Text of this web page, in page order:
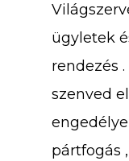
ügyletek
rendezés
szenved
pártfogás